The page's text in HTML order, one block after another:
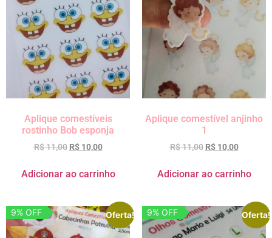
Aplique comestíveis
rostinho Bob esponja
R$11,00 R$10,00
Adicionar ao carrinho
Aplique comestível anjinho
1
R$11,00 R$10,00
Adicionar ao carrinho
Oferta!
9% OFF Oferta!
9% OFF